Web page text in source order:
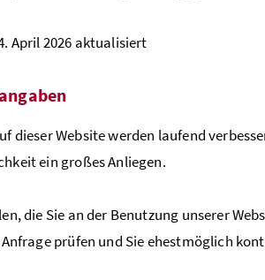
April 2026 aktualisiert
dieser Website werden laufend
ein großes Anliegen.
die Sie an der Benutzung unserer
prüfen und Sie ehestmöglich